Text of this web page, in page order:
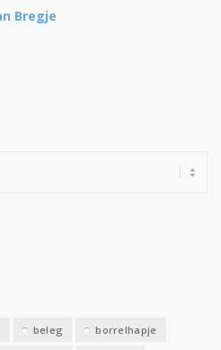
beleg borrelhapje